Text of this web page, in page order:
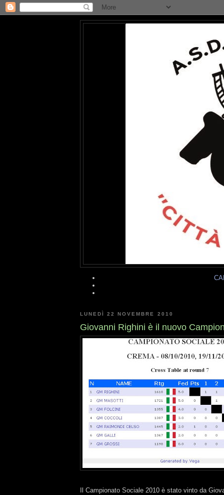
LUNEDÌ 22 NOVEMBRE 2010
Giovanni Righini è il nuovo
Il Campionato Sociale 2010 è stato vinto da